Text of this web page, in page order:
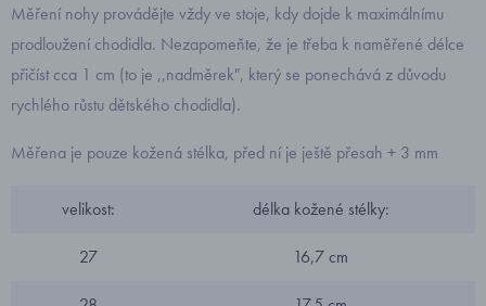
Měření nohy provádějte vždy ve stoje, kdy dojde k maximálnímu
prodloužení chodidla. Nezapomeňte, že je třeba k naměřené délce
přičíst cca 1 cm (to je ,,nadměrek", který se ponechává z důvodu
rychlého růstu dětského chodidla).
Měřena je pouze kožená stélka, před ní je ještě přesah + 3 mm
velikost: délka kožené stélky:
27 16,7 cm